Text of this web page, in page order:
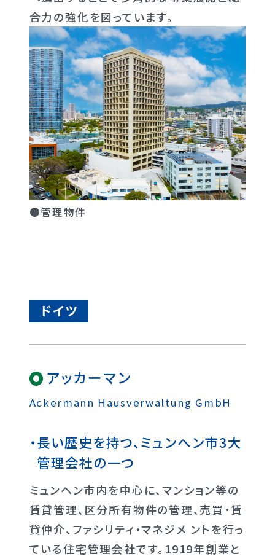
合力の強化を図っています。
●管理物件
ドイツ
アッカーマン
Ackermann Hausverwaltung GmbH
長い歴史を持つ、ミュンヘン市3大
管理会社の一つ
ミュンヘン市内を中心に、マンション等の
賃貸管理、区分所有物件の管理、売買・賃
貸仲介、ファシリティ・マネジメ ントを行っ
ている住宅管理会社です。1919年創業と